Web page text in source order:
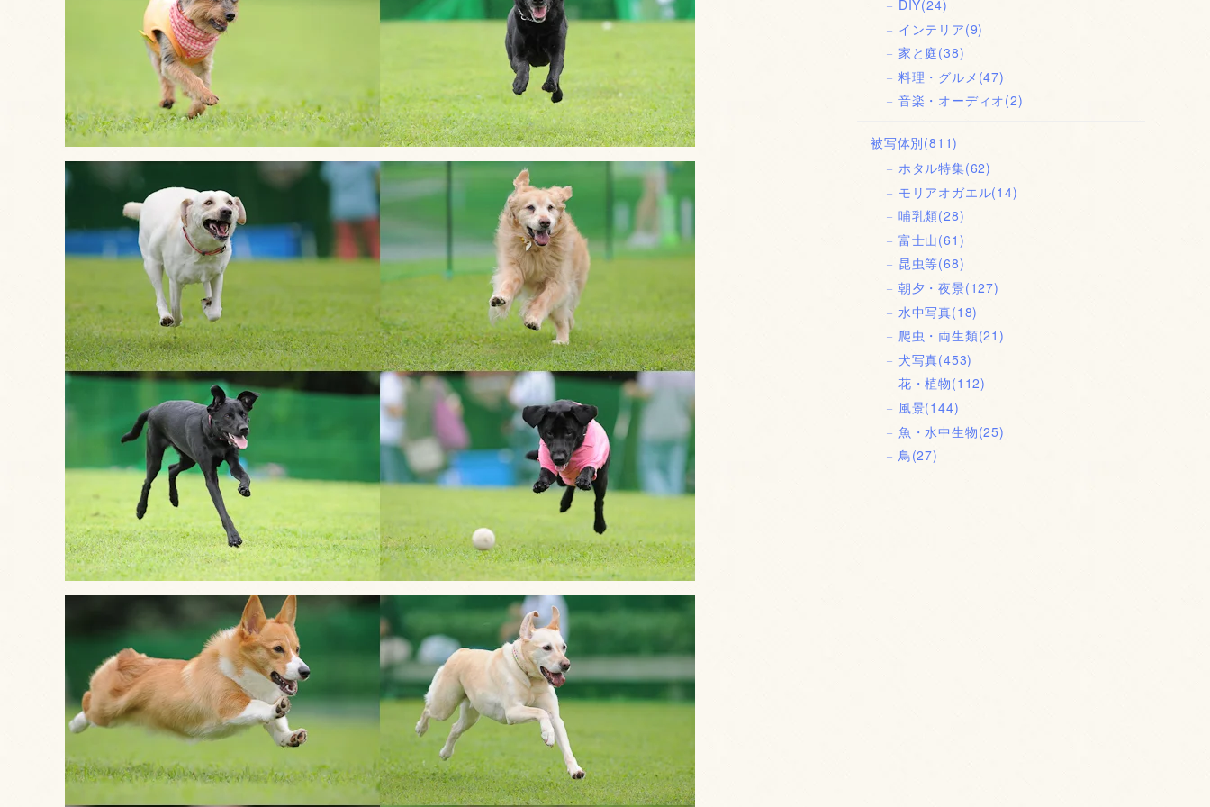
DIY(24)
インテリア(9)
家と庭(38)
料理・グルメ (47)
音楽・オーディオ(2)
被写体別(811)
ホタル特集(62)
モリアオガエル(14)
哺乳類(28)
富士山(61)
昆虫等(68)
朝夕・夜景(127)
水中写真(18)
爬虫・両生類(21)
犬写真(453)
花・植物(112)
風景(144)
魚・水中生物(25)
鳥(27)